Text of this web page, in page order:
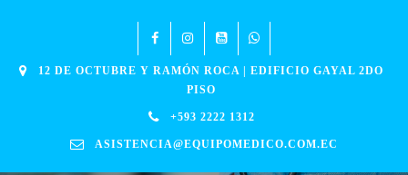
12 DE OCTUBRE Y RAMÓN ROCA | EDIFICIO GAYAL 2DO
PISO
+593 2222 1312
ASISTENCIA@EQUIPOMEDICO.COM.EC